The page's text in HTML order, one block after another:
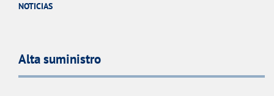
NOTICIAS
Alta suministro